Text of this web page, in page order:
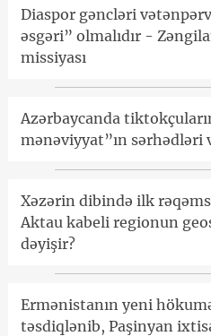
Diaspor gəncləri
əsgəri” olmalıdır -
missiyası
Azərbaycanda
mənəviyyat”ın sərhədləri
Xəzərin dibində ilk
Aktau kabeli regionun
dəyişir?
Ermənistanın yeni
təsdiqlənib, Paşinyan